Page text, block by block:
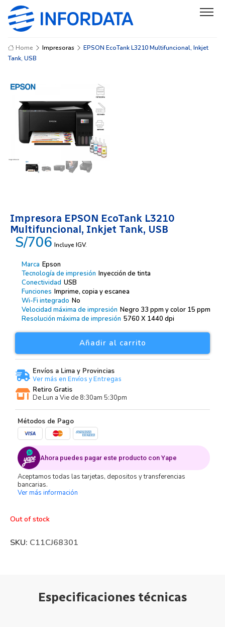
Home Impresoras
EPSON EcoTank L3210 Multifuncional, Inkjet
Tank, USB
Impresora EPSON EcoTank L3210
Multifuncional, Inkjet Tank, USB
Marca Epson
Tecnología de impresión Inyección de tinta
Conectividad USB
Funciones Imprime, copia y escanea
Wi-Fi integrado No
Velocidad máxima de impresión Negro 33 ppm y color 15 ppm
Resolución máxima de impresión 5760 X 1440 dpi
S/706 Incluye IGV.
Añadir al carrito
Envíos a Lima y Provincias
Ver más en Envíos y Entregas
Retiro Gratis
De Lun a Vie de 8:30am 5:30pm
Métodos de Pago
Ahora puedes pagar este producto con Yape
Aceptamos todas las tarjetas, depositos y transferencias
bancarias.
Ver más información
Out of stock
SKU: C11CJ68301
Especificaciones técnicas